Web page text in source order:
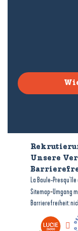
Unsere
La Baule-
Sitemap-Umgang
Barrierefreiheit: